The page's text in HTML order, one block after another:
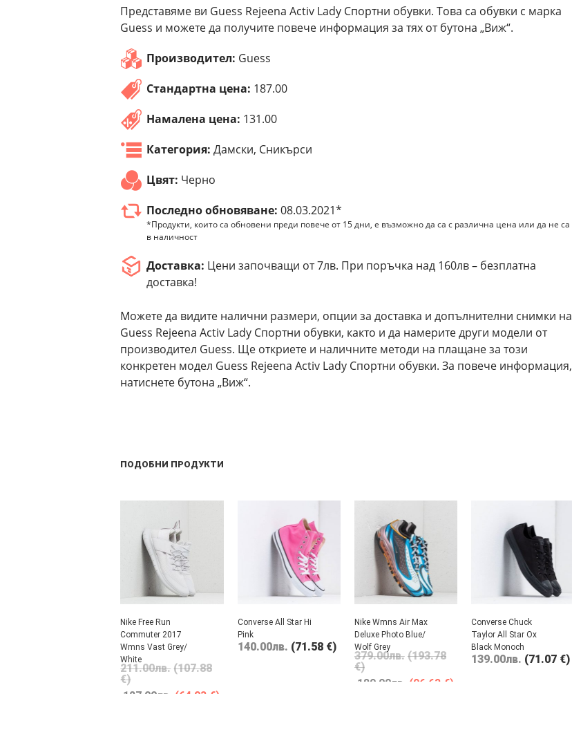
Представяме ви Guess Rejeena Activ Lady Спортни обувки. Това са обувки с марка
Guess и можете да получите повече информация за тях от бутона „Виж“.
Производител: Guess
Стандартна цена: 187.00
Намалена цена: 131.00
Категория: Дамски, Сникърси
Цвят: Черно
Последно обновяване: 08.03.2021*
*Продукти, които са обновени преди повече от 15 дни, е възможно да са с различна цена или да не са
в наличност
Доставка: Цени започващи от 7лв. При поръчка над 160лв – безплатна
доставка!
Можете да видите налични размери, опции за доставка и допълнителни снимки на
Guess Rejeena Activ Lady Спортни обувки, както и да намерите други модели от
производител Guess. Ще откриете и наличните методи на плащане за този
конкретен модел Guess Rejeena Activ Lady Спортни обувки. За повече информация,
натиснете бутона „Виж“.
ПОДОБНИ ПРОДУКТИ
Nike Free Run
Commuter 2017
Wmns Vast Grey/
White
211.00лв. (107.88
€)
127.00лв. (64.93 €)
Converse All Star Hi
Pink
140.00лв. (71.58 €)
Nike Wmns Air Max
Deluxe Photo Blue/
Wolf Grey
379.00лв. (193.78
€)
189.00лв. (96.63 €)
Converse Chuck
Taylor All Star Ox
Black Monoch
139.00лв. (71.07 €)